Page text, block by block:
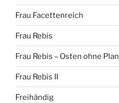
Frau Facettenreich
Frau Rebis
Frau Rebis – Osten ohne Plan
Frau Rebis II
Freihändig